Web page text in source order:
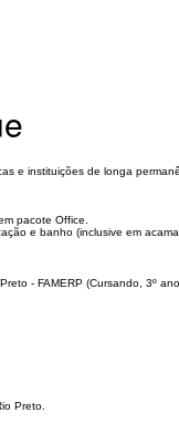
e instituições de longa
pacote Office.
e banho (inclusive em
- FAMERP (Cursando, 3º
Preto.